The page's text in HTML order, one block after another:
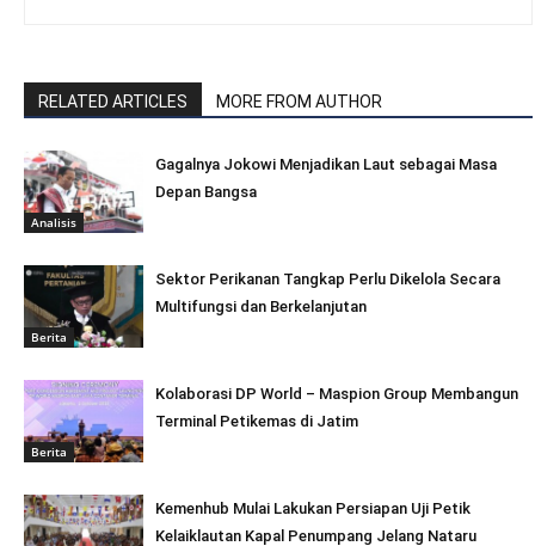
RELATED ARTICLES MORE FROM AUTHOR
Analisis
Gagalnya Jokowi Menjadikan Laut sebagai Masa
Depan Bangsa
Berita
Sektor Perikanan Tangkap Perlu Dikelola Secara
Multifungsi dan Berkelanjutan
Berita
Kolaborasi DP World – Maspion Group Membangun
Terminal Petikemas di Jatim
Kemenhub Mulai Lakukan Persiapan Uji Petik
Kelaiklautan Kapal Penumpang Jelang Nataru